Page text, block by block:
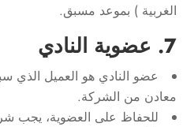
الغربية ) بموعد مسبق.
7. عضوية النادي
عضو النادي هو العميل
معادن من الشركة.
للحفاظ على العضوية، يجب